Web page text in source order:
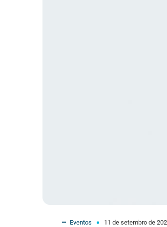
Eventos 11 de setembro de